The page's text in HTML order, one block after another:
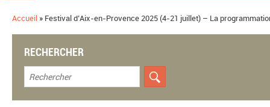
Accueil » Festival d’Aix-en-Provence 2025 (4-21 juillet) – La
RECHERCHER